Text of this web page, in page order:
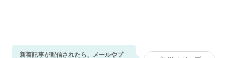
新着記事が配信されたら、メールやプ